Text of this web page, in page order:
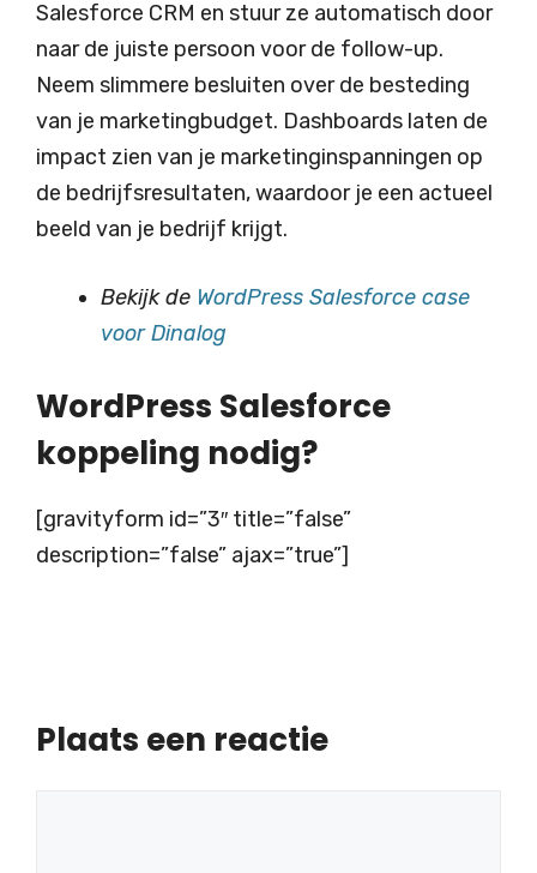
Salesforce CRM en stuur ze automatisch door
naar de juiste persoon voor de follow-up.
Neem slimmere besluiten over de besteding
van je marketingbudget. Dashboards laten de
impact zien van je marketinginspanningen op
de bedrijfsresultaten, waardoor je een actueel
beeld van je bedrijf krijgt.
Bekijk de WordPress Salesforce case
voor Dinalog
WordPress Salesforce
koppeling nodig?
[gravityform id=”3″ title=”false”
description=”false” ajax=”true”]
Plaats een reactie